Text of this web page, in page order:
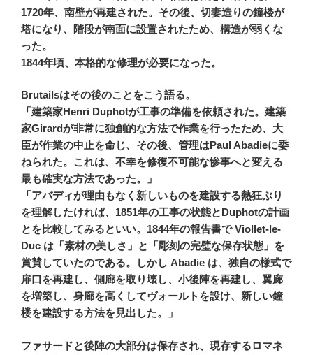
1720年、南壁が再建された。その後、切妻造りの鐘楼が
塔になり、階段が南面に設置されたため、構造が弱くな
った。
1844年頃、本格的な修理が必要になった。
Brutailsはその後のことをこう語る。
「建築家Henri Duphotが工事の準備を依頼された。建築
家Girardが非常に独創的な方法で作業を行ったため、大
臣が作業の中止を命じ、その後、管理はPaul Abadieに委
ねられた。これは、不幸を修復不可能な惨事へと変える
最も確実な方法であった。」
「アバディが理由もなく新しいものを建設する熱狂ぶり
を理解したければ、1851年の工事の状態とDuphotの計画
とを比較してみるといい。1844年の報告書で Viollet-le-
Duc は「素材の美しさ」と「彫刻の完璧な保存状態」を
賞賛していたのである。しかし Abadie は、独自の様式で
扉口を再建し、側廊を取り壊し、小後陣を再建し、翼廊
を増築し、身廊を高くしてヴォールトを設け、新しい鐘
楼を建設する方法を見出した。」
ファサードと後陣の大部分は保存され、現存するロマネ